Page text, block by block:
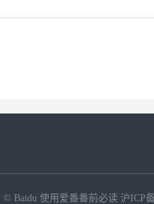
© Baidu 使用爱番番前必读 沪ICP